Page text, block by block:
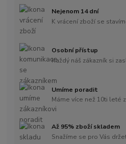
Nejenom 14 dní
K vrácení zboží se
Osobní přístup
Každý náš zákazník si
Umíme poradit
Máme více než 10ti leté
Až 95% zboží skladem
Snažíme se pro Vás